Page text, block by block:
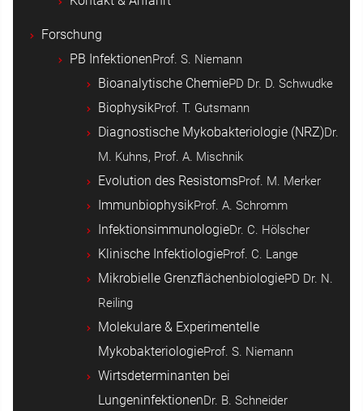
Forschung
PB InfektionenProf. S. Niemann
Bioanalytische ChemiePD Dr. D. Schwudke
BiophysikProf. T. Gutsmann
Diagnostische Mykobakteriologie (NRZ)Dr.
M. Kuhns, Prof. A. Mischnik
Evolution des ResistomsProf. M. Merker
ImmunbiophysikProf. A. Schromm
InfektionsimmunologieDr. C. Hölscher
Klinische InfektiologieProf. C. Lange
Mikrobielle GrenzflächenbiologiePD Dr. N.
Reiling
Molekulare & Experimentelle
MykobakteriologieProf. S. Niemann
Wirtsdeterminanten bei
LungeninfektionenDr. B. Schneider